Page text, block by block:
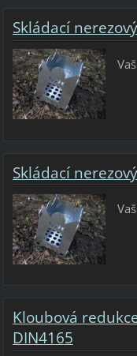
Skládací
Skládací
Kloubová
DIN4165